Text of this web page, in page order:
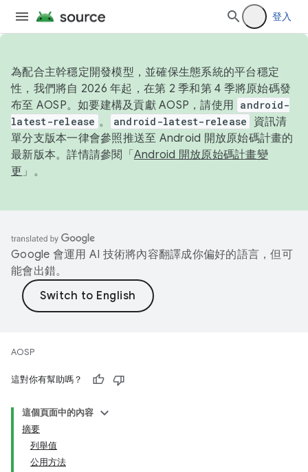
登入
為配合主幹穩定開發模型，並確保生態系統的平台穩定
性，我們將自 2026 年起，在第 2 季和第 4 季將原始碼發
布至 AOSP。如要建構及貢獻 AOSP，請使用 android-
latest-release 。 android-latest-release
資訊清
單分支版本一律會參照推送至 Android 開放原始碼計畫的
最新版本。詳情請參閱「 Android 開放原始碼計畫變
更 」。
Google 會運用 AI 技術將內容翻譯成你偏好的語言，但可
能會出錯。
AOSP
這對你有幫助嗎？
這個頁面中的內容
摘要
列舉值
公用方法